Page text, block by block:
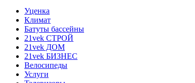
Уценка
Климат
Батуты бассейны
21vek СТРОЙ
21vek ДОМ
21vek БИЗНЕС
Велосипеды
Услуги